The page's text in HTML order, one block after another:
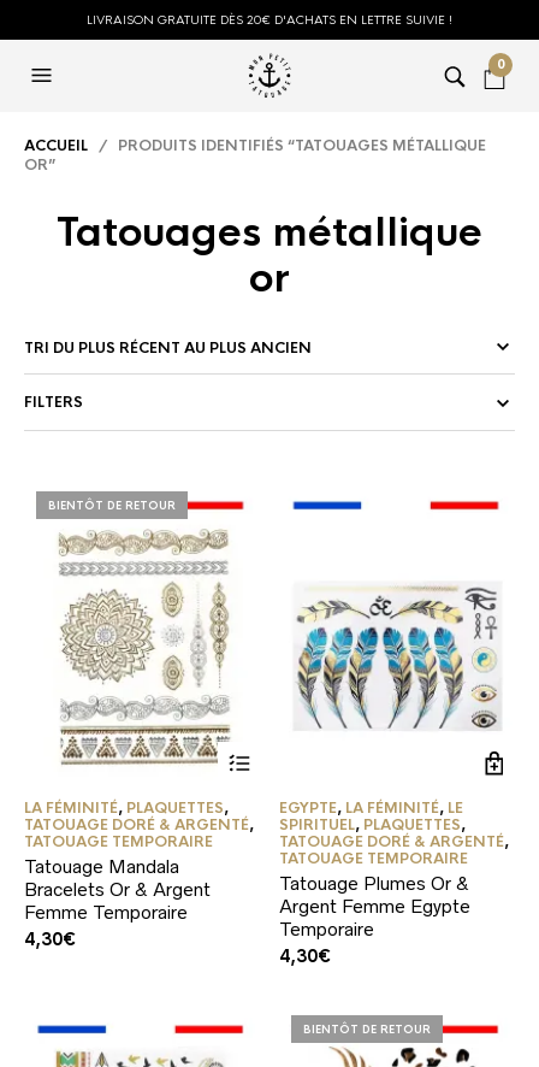
LIVRAISON GRATUITE DÈS 20€ D'ACHATS EN LETTRE SUIVIE !
0
ACCUEIL / PRODUITS IDENTIFIÉS “TATOUAGES MÉTALLIQUE
OR”
Tatouages métallique
or
FILTERS
BIENTÔT DE RETOUR
LA FÉMINITÉ, PLAQUETTES,
TATOUAGE DORÉ & ARGENTÉ,
TATOUAGE TEMPORAIRE
Tatouage Mandala
Bracelets Or & Argent
Femme Temporaire
4,30€
EGYPTE, LA FÉMINITÉ, LE
SPIRITUEL, PLAQUETTES,
TATOUAGE DORÉ & ARGENTÉ,
TATOUAGE TEMPORAIRE
Tatouage Plumes Or &
Argent Femme Egypte
Temporaire
4,30€
BIENTÔT DE RETOUR